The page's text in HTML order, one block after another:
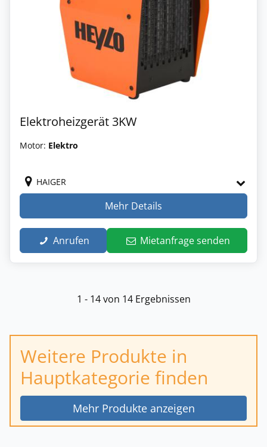
Elektroheizgerät 3KW
Motor: Elektro
HAIGER
Mehr Details
Anrufen Mietanfrage senden
1 - 14 von 14 Ergebnissen
Weitere Produkte in
Hauptkategorie finden
Mehr Produkte anzeigen